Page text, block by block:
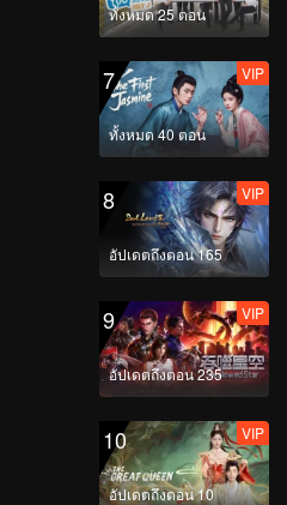
ทั้งหมด 25 ตอน
7
ทั้งหมด 40 ตอน
VIP
8
อัปเดตถึงตอน 165
VIP
9
อัปเดตถึงตอน 235
VIP
10
อัปเดตถึงตอน 10
VIP